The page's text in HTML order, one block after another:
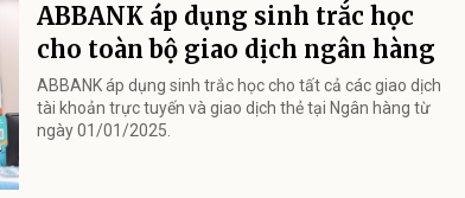
ABBANK áp dụng sinh trắc học
cho toàn bộ giao dịch ngân hàng
ABBANK áp dụng sinh trắc học cho tất cả các giao dịch
tài khoản trực tuyến và giao dịch thẻ tại Ngân hàng từ
ngày 01/01/2025.